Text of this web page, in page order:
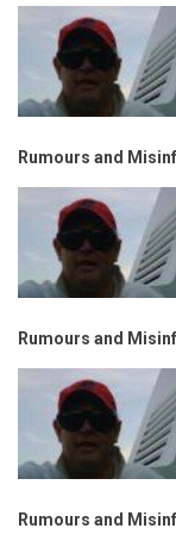
Rumours and
Rumours and
Rumours and